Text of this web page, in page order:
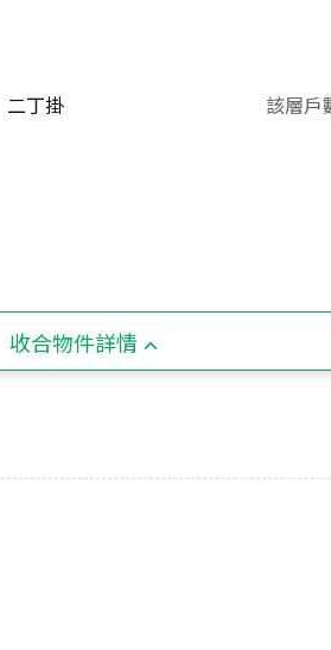
二丁掛 該層戶
收合物件詳情